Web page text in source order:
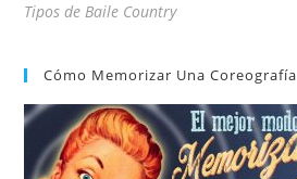
Tipos de Baile Country
Cómo Memorizar Una Coreografía